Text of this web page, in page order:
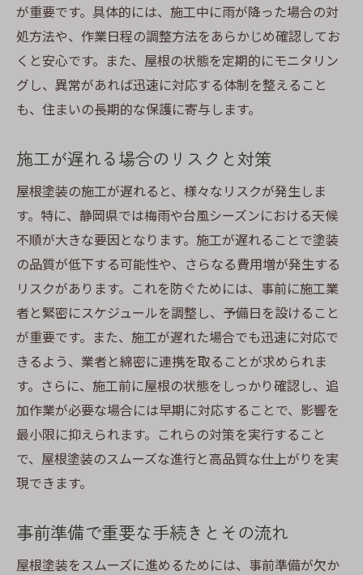
が重要です。具体的には、施工中に雨が降った場合の対
処方法や、作業日程の調整方法をあらかじめ確認してお
くと安心です。また、屋根の状態を定期的にモニタリン
グし、異常があれば迅速に対応する体制を整えること
も、住まいの長期的な保護に寄与します。
施工が遅れる場合のリスクと対策
屋根塗装の施工が遅れると、様々なリスクが発生しま
す。特に、静岡県では梅雨や台風シーズンにおける天候
不順が大きな要因となります。施工が遅れることで塗装
の品質が低下する可能性や、さらなる費用増が発生する
リスクがあります。これを防ぐためには、事前に施工業
者と緊密にスケジュールを調整し、予備日を設けること
が重要です。また、施工が遅れた場合でも迅速に対応で
きるよう、業者と綿密に連携を取ることが求められま
す。さらに、施工前に屋根の状態をしっかり確認し、追
加作業が必要な場合には早期に対応することで、影響を
最小限に抑えられます。これらの対策を実行すること
で、屋根塗装のスムーズな進行と高品質な仕上がりを実
現できます。
事前準備で重要な手続きとその流れ
屋根塗装をスムーズに進めるためには、事前準備が欠か